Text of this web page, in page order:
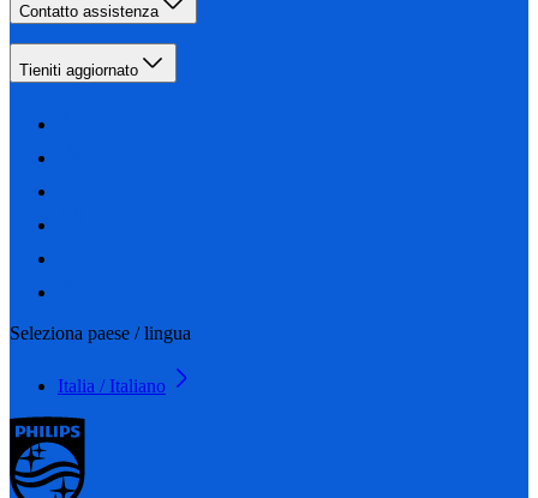
Contatto assistenza
Tieniti aggiornato
Seleziona paese / lingua
Italia / Italiano